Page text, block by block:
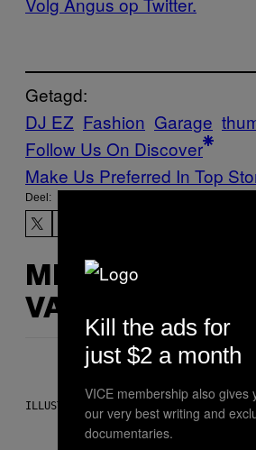
Getagd:
DJ EZ Fashion Garage
Follow Us On Discover
Make Us Preferred In Top
Deel:
MEER
VAN DIT
ILLUSTRATION BY REESA
Kill the ads for
just $2 a month
VICE membership also gives
our very best writing and
documentaries.